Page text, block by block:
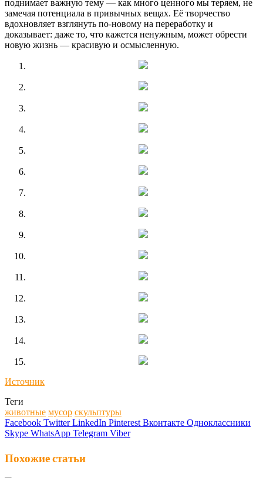
поднимает важную тему — как много ценного мы теряем, не
замечая потенциала в привычных вещах. Её творчество
вдохновляет взглянуть по-новому на переработку и
доказывает: даже то, что кажется ненужным, может обрести
новую жизнь — красивую и осмысленную.
Источник
Теги
животные мусор скульптуры
Facebook Twitter LinkedIn Pinterest Вконтакте Одноклассники
Skype WhatsApp Telegram Viber
Похожие статьи